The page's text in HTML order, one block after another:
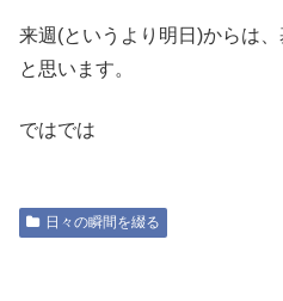
来週(というより明日)からは
と思います。
ではでは
日々の瞬間を綴る